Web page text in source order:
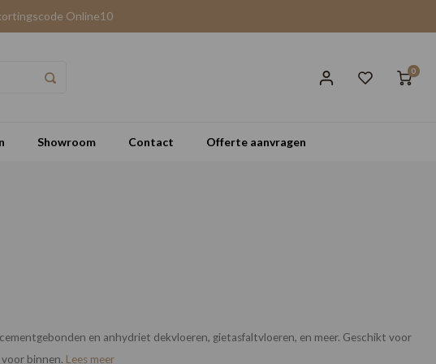
Online10
0
Showroom Contact Offerte aanvragen
en anhydriet dekvloeren, gietasfaltvloeren, en meer. Geschikt voor
binnen. Lees meer